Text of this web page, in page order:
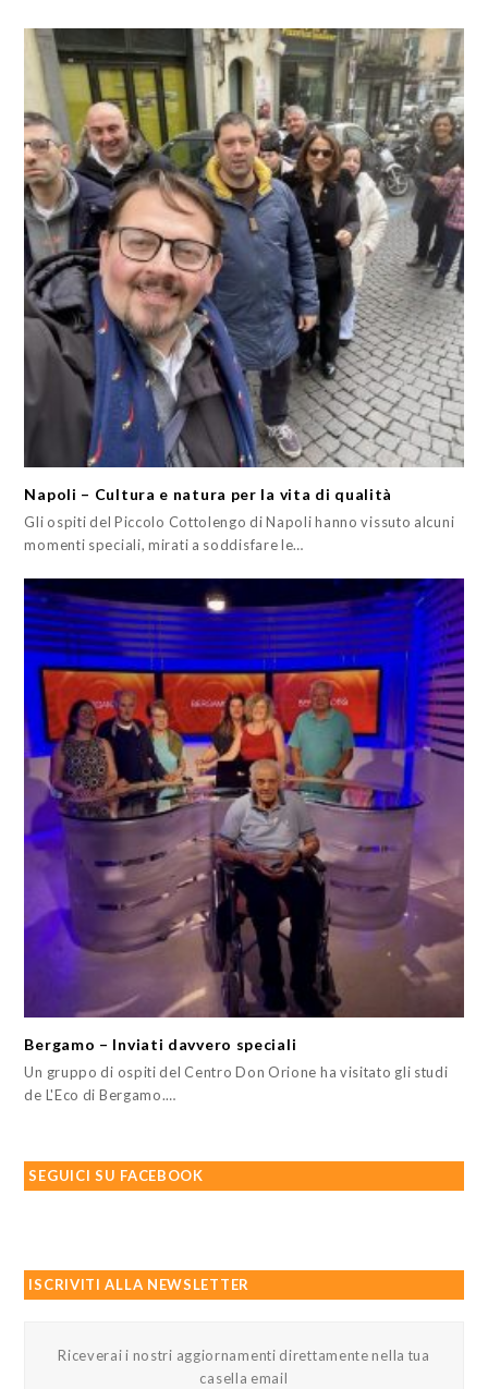
Napoli – Cultura e natura per la vita di qualità
Gli ospiti del Piccolo Cottolengo di Napoli hanno vissuto alcuni
momenti speciali, mirati a soddisfare le…
Bergamo – Inviati davvero speciali
Un gruppo di ospiti del Centro Don Orione ha visitato gli studi
de L'Eco di Bergamo.…
SEGUICI SU FACEBOOK
ISCRIVITI ALLA NEWSLETTER
Riceverai i nostri aggiornamenti direttamente nella tua
casella email